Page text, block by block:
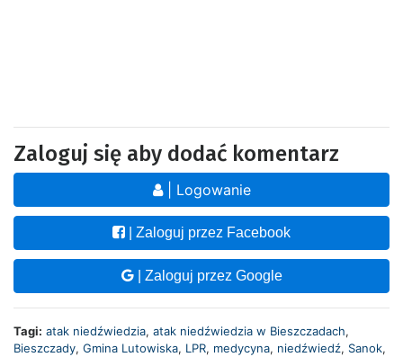
Zaloguj się aby dodać komentarz
| Logowanie
| Zaloguj przez Facebook
| Zaloguj przez Google
Tagi: atak niedźwiedzia, atak niedźwiedzia w Bieszczadach,
Bieszczady, Gmina Lutowiska, LPR, medycyna, niedźwiedź, Sanok,